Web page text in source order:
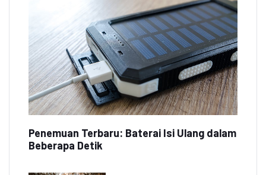
Penemuan Terbaru: Baterai Isi Ulang dalam
Beberapa Detik